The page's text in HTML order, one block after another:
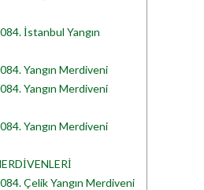
İstanbul Yangın
Yangın Merdiveni
Yangın Merdiveni
Yangın Merdiveni
Çelik Yangın Merdiveni